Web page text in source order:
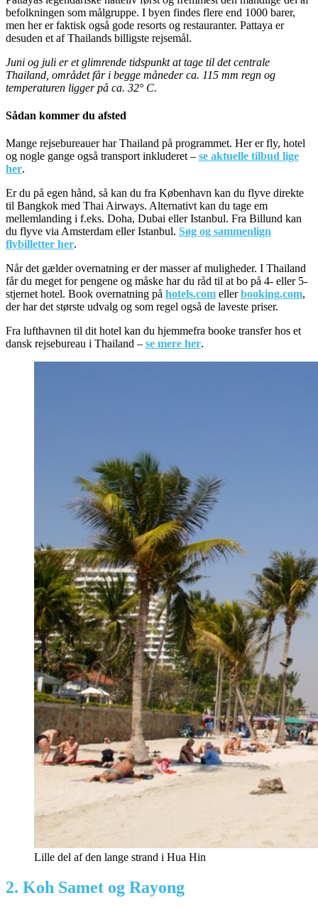
befolkningen som målgruppe. I byen findes flere end 1000 barer,
men her er faktisk også gode resorts og restauranter. Pattaya er
desuden et af Thailands billigste rejsemål.
Juni og juli er et glimrende tidspunkt at tage til det centrale
Thailand, området får i begge måneder ca. 115 mm regn og
temperaturen ligger på ca. 32° C.
Sådan kommer du afsted
Mange rejsebureauer har Thailand på programmet. Her er fly, hotel
og nogle gange også transport inkluderet – se aktuelle tilbud lige
her.
Er du på egen hånd, så kan du fra København kan du flyve direkte
til Bangkok med Thai Airways. Alternativt kan du tage em
mellemlanding i f.eks. Doha, Dubai eller Istanbul. Fra Billund kan
du flyve via Amsterdam eller Istanbul. Søg og sammenlign
flybilletter her.
Når det gælder overnatning er der masser af muligheder. I Thailand
får du meget for pengene og måske har du råd til at bo på 4- eller 5-
stjernet hotel. Book overnatning på hotels.com ellerbooking.com,
der har det største udvalg og som regel også de laveste priser.
Fra lufthavnen til dit hotel kan du hjemmefra booke transfer hos et
dansk rejsebureau i Thailand – se mere her.
Lille del af den lange strand i Hua Hin
2. Koh Samet og Rayong